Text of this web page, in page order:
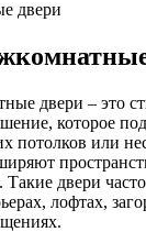
двери
двери – это
которое
потолков или
Такие двери
лофтах,